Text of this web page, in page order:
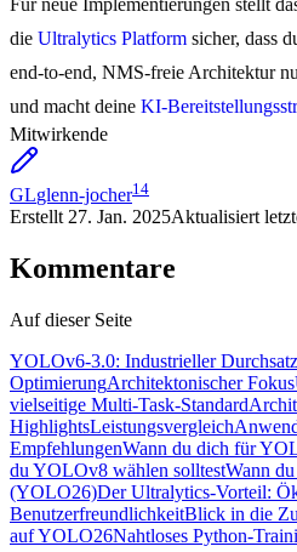
Für neue Implementierungen stellt
die Ultralytics Platform sicher, dass
end-to-end, NMS-freie Architektur
und macht deine KI-
Mitwirkende
GLglenn-jocher14
Erstellt 27. Jan. 2025Aktualisiert
Kommentare
Auf dieser Seite
YOLOv6-3.0: Industrieller
OptimierungArchitektonischer Fokus
vielseitige Multi-Task-Standard
HighlightsLeistungsvergleich
EmpfehlungenWann du dich für
du YOLOv8 wählen solltestWann
(YOLO26)Der Ultralytics-Vorteil:
BenutzerfreundlichkeitBlick in die
auf YOLO26Nahtloses Python-